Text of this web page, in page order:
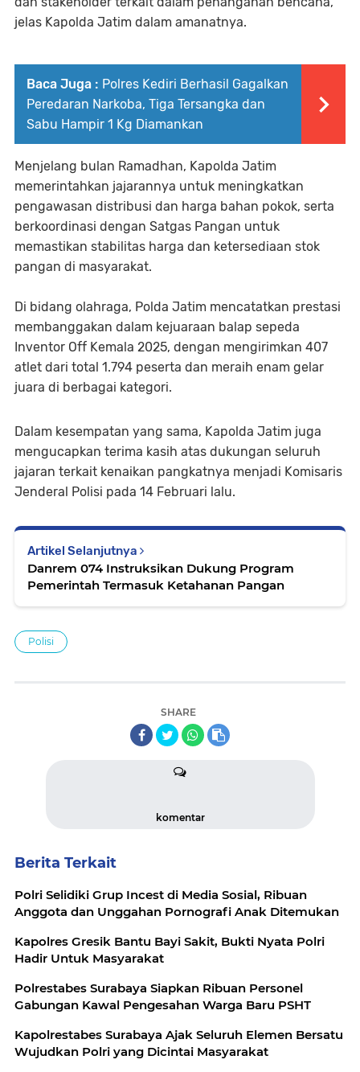
jelas Kapolda Jatim dalam amanatnya.
Baca Juga : Polres Kediri Berhasil Gagalkan
Peredaran Narkoba, Tiga Tersangka dan
Sabu Hampir 1 Kg Diamankan
Menjelang bulan Ramadhan, Kapolda Jatim
memerintahkan jajarannya untuk meningkatkan
pengawasan distribusi dan harga bahan pokok, serta
berkoordinasi dengan Satgas Pangan untuk
memastikan stabilitas harga dan ketersediaan stok
pangan di masyarakat.
Di bidang olahraga, Polda Jatim mencatatkan prestasi
membanggakan dalam kejuaraan balap sepeda
Inventor Off Kemala 2025, dengan mengirimkan 407
atlet dari total 1.794 peserta dan meraih enam gelar
juara di berbagai kategori.
Dalam kesempatan yang sama, Kapolda Jatim juga
mengucapkan terima kasih atas dukungan seluruh
jajaran terkait kenaikan pangkatnya menjadi Komisaris
Jenderal Polisi pada 14 Februari lalu.
Artikel Selanjutnya
Danrem 074 Instruksikan Dukung Program
Pemerintah Termasuk Ketahanan Pangan
Polisi
SHARE
komentar
Berita Terkait
Polri Selidiki Grup Incest di Media Sosial, Ribuan
Anggota dan Unggahan Pornografi Anak Ditemukan
Kapolres Gresik Bantu Bayi Sakit, Bukti Nyata Polri
Hadir Untuk Masyarakat
Polrestabes Surabaya Siapkan Ribuan Personel
Gabungan Kawal Pengesahan Warga Baru PSHT
Kapolrestabes Surabaya Ajak Seluruh Elemen Bersatu
Wujudkan Polri yang Dicintai Masyarakat